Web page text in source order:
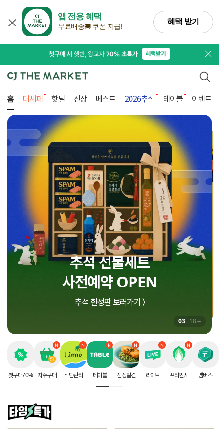
앱 전용 혜택
무료배송🚚 쿠폰 지급!
혜택 받기
프
검색
홈 더세페 핫딜 신상 베스트 2026추석 테이블 이벤트
추석 선물세트
사전예약 OPEN
추석 한정판 보러가기 〉
지금 더세페에서만!
8월 셀렉션 구매혜택
상하목장 프로즌 그릭요거트 증정 〉
인생에 딱 한번 받는
할인 혜택
첫구매 70% 할인 받으러가기 〉
03 18
첫구매70% 자주구매 식단관리 테이블 신상발견 라이브 프리퀀시 멤버스